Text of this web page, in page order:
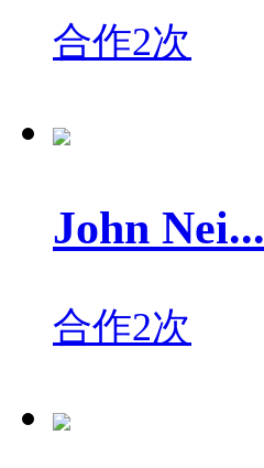
合作2次
John Nei...
合作2次